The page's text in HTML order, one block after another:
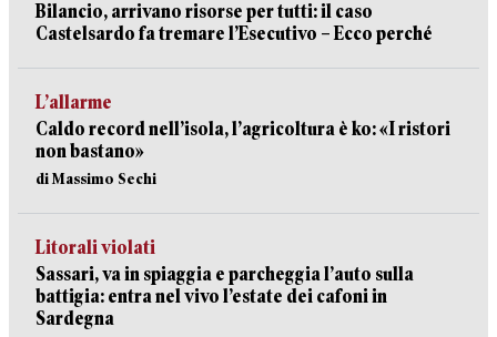
Bilancio, arrivano risorse per tutti: il caso
Castelsardo fa tremare l’Esecutivo – Ecco perché
L’allarme
Caldo record nell’isola, l’agricoltura è ko: «I ristori
non bastano»
di Massimo Sechi
Litorali violati
Sassari, va in spiaggia e parcheggia l’auto sulla
battigia: entra nel vivo l’estate dei cafoni in
Sardegna